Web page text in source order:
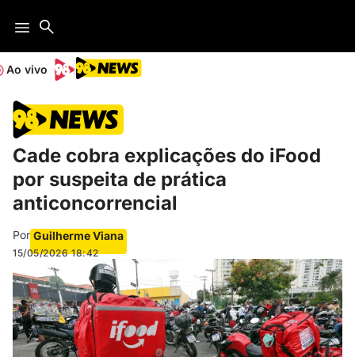
Ao vivo
Cade cobra explicações do iFood
por suspeita de prática
anticoncorrencial
Por Guilherme Viana
15/05/2026 18:42